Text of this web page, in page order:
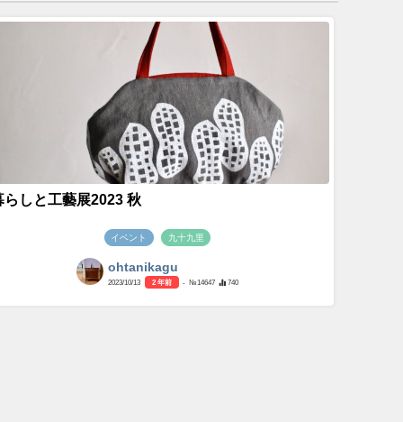
らしと工藝展2023 秋
イベント 九十九里
ohtanikagu
2023/10/13 2 年前 - №14647 740